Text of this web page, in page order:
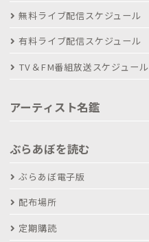
無料ライブ配信スケジュール
有料ライブ配信スケジュール
TV＆FM番組放送スケジュール
アーティスト名鑑
ぶらあぼを読む
ぶらあぼ電子版
配布場所
定期購読